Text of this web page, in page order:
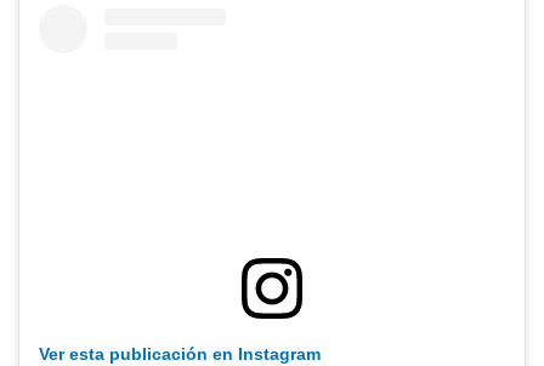
Ver esta publicación en Instagram